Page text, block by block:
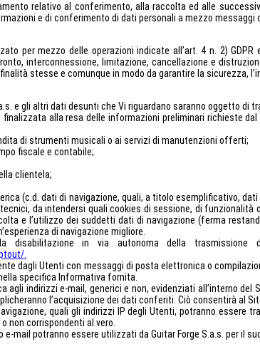
relativo al conferimento, alla raccolta ed alle
e di conferimento di dati personali a mezzo
per mezzo delle operazioni indicate all’art. 4 n. 2)
interconnessione, limitazione, cancellazione e
stesse e comunque in modo da garantire la sicurezza,
e gli altri dati desunti che Vi riguardano saranno oggetto di
alla resa delle informazioni preliminari richieste
di strumenti musicali o ai servizi di manutenzioni offerti;
fiscale e contabile;
clientela;
(c.d. dati di navigazione, quali, a titolo esemplificativo,
da intendersi quali cookies di sessione, di
e l’utilizzo dei suddetti dati di navigazione (ferma
di navigazione migliore.
in via autonoma della trasmissione
.
dagli Utenti con messaggi di posta elettronica o
specifica Informativa fornita.
agli indirizzi e-mail, generici e non, evidenziati all’interno
l’acquisizione dei dati conferiti. Ciò consentirà al
quali gli indirizzi IP degli Utenti, potranno
non corrispondenti al vero.
e-mail potranno essere utilizzati da Guitar Forge S.a.s. per il